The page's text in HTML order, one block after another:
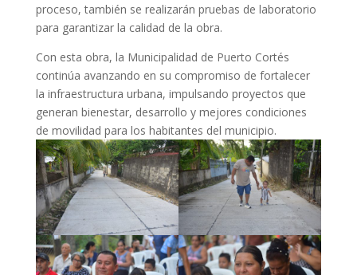
proceso, también se realizarán pruebas de laboratorio
para garantizar la calidad de la obra.
Con esta obra, la Municipalidad de Puerto Cortés
continúa avanzando en su compromiso de fortalecer
la infraestructura urbana, impulsando proyectos que
generan bienestar, desarrollo y mejores condiciones
de movilidad para los habitantes del municipio.